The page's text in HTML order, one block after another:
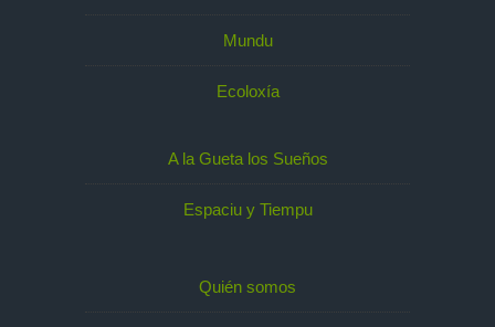
Mundu
Ecoloxía
A la Gueta los Sueños
Espaciu y Tiempu
Quién somos